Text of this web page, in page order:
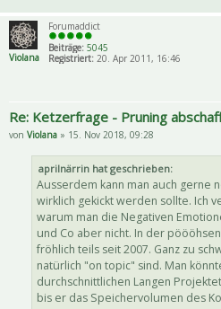
Violana
Forumaddict
Beiträge: 5045
Registriert: 20. Apr 2011, 16:46
Re: Ketzerfrage - Pruning
von Violana » 15. Nov 2018, 09:28
aprilnärrin hat geschrieben:
Ausserdem kann man auch gerne
wirklich gekickt werden sollte. Ich
warum man die Negativen
und Co aber nicht. In der
fröhlich teils seit 2007. Ganz zu
natürlich "on topic" sind. Man
durchschnittlichen Langen
bis er das Speichervolumen des